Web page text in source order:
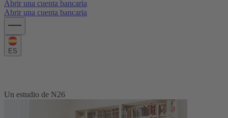
Abrir una cuenta bancaria
Abrir una cuenta bancaria
ES
Un estudio de N26